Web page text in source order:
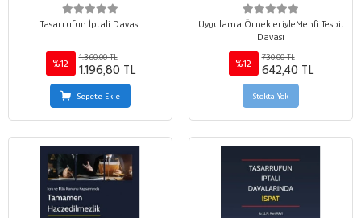
Tasarrufun İptali Davası
%12
1.360,00 TL
1.196,80 TL
Sepete Ekle
Uygulama ÖrnekleriyleMenfi Tespit
Davası
%12
730,00 TL
642,40 TL
Stokta Yok